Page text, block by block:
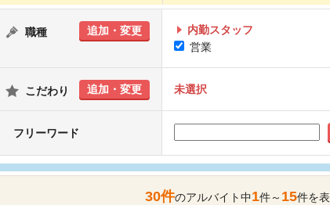
職種 追加・変更
内勤スタッフ
営業
こだわり 追加・変更 未選択
フリーワード
30件のアルバイト中1件～ 15件を